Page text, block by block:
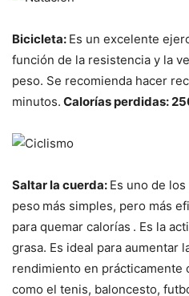
Bicicleta: Es un excelente
función de la resistencia y la
peso. Se recomienda hacer
minutos. Calorías perdidas:
Saltar la cuerda: Es uno de
peso más simples, pero más
para quemar calorías . Es la
grasa. Es ideal para aumentar
rendimiento en
como el tenis, baloncesto,